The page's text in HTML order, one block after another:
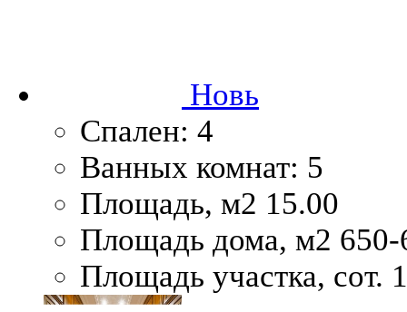
Новь
Спален: 4
Ванных комнат: 5
Площадь, м2 15.00
Площадь дома, м2
Площадь участка, сот.